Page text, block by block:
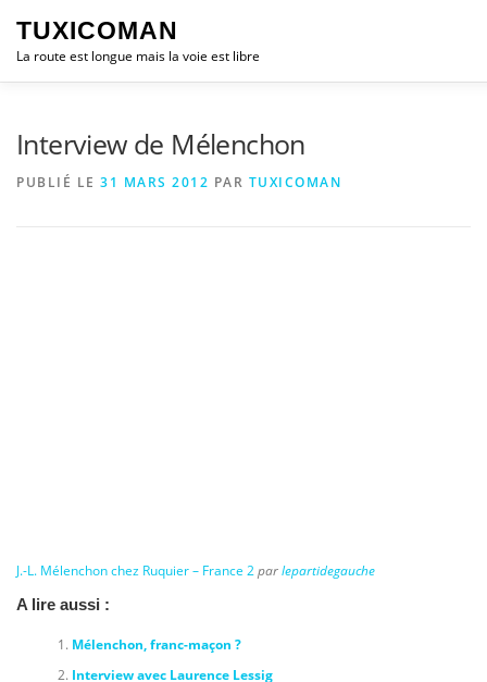
contenu
TUXICOMAN
La route est longue mais la voie est libre
Interview de Mélenchon
PUBLIÉ LE 31 MARS 2012 PAR TUXICOMAN
J.-L. Mélenchon chez Ruquier – France 2parlepartidegauche
A lire aussi :
Mélenchon, franc-maçon ?
Interview avec Laurence Lessig